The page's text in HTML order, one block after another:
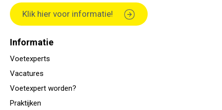
Klik hier voor informatie!
Informatie
Voetexperts
Vacatures
Voetexpert worden?
Praktijken